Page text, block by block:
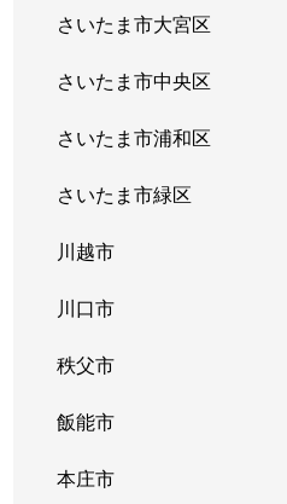
さいたま市大宮区
さいたま市中央区
さいたま市浦和区
さいたま市緑区
川越市
川口市
秩父市
飯能市
本庄市